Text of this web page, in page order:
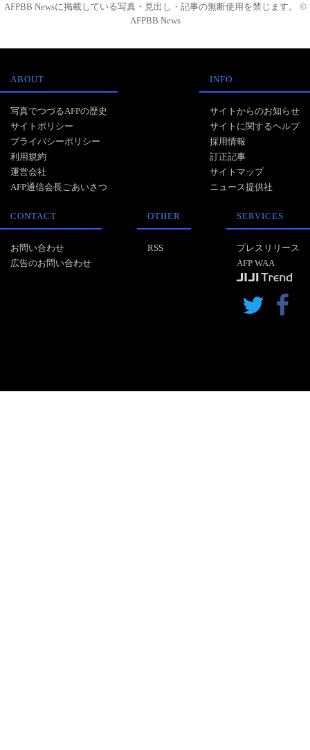
AFPBB Newsに掲載している写真・見出し・記事の無断使用を禁じます。 ©
AFPBB News
ABOUT
写真でつづるAFPの歴史
サイトポリシー
プライバシーポリシー
利用規約
運営会社
AFP通信会長ごあいさつ
INFO
サイトからのお知らせ
サイトに関するヘルプ
採用情報
訂正記事
サイトマップ
ニュース提供社
CONTACT
お問い合わせ
広告のお問い合わせ
OTHER
RSS
SERVICES
プレスリリース
AFP WAA